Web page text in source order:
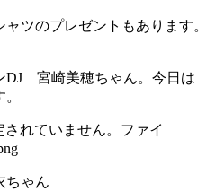
ツのプレゼントもあります。
DJ 宮崎美穂ちゃん。今日は
ちゃん